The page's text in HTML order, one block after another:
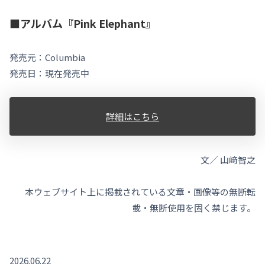
■アルバム『Pink Elephant』
発売元：Columbia
発売日：現在発売中
詳細はこちら
文／ 山﨑智之
本ウェブサイト上に掲載されている文章・画像等の無断転
載・無断使用を固く禁じます。
2026.06.22